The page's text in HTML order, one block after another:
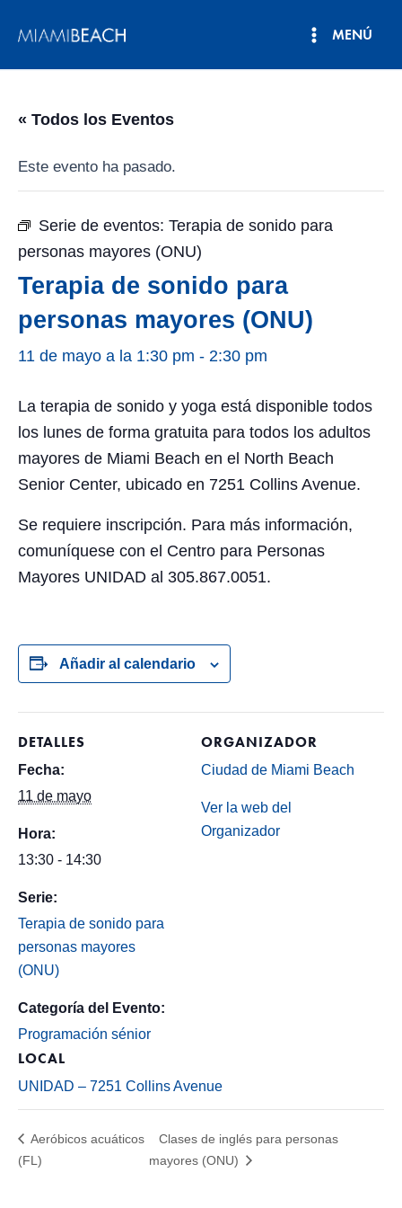
MENÚ
« Todos los Eventos
Este evento ha pasado.
Serie de eventos: Terapia de sonido para
personas mayores (ONU)
Terapia de sonido para
personas mayores (ONU)
11 de mayo a la 1:30 pm - 2:30 pm
La terapia de sonido y yoga está disponible todos
los lunes de forma gratuita para todos los adultos
mayores de Miami Beach en el North Beach
Senior Center, ubicado en 7251 Collins Avenue.
Se requiere inscripción. Para más información,
comuníquese con el Centro para Personas
Mayores UNIDAD al 305.867.0051.
Añadir al calendario
DETALLES
Fecha:
11 de mayo
Hora:
13:30 - 14:30
Serie:
Terapia de sonido para
personas mayores
(ONU)
Categoría del Evento:
Programación sénior
LOCAL
UNIDAD – 7251 Collins Avenue
ORGANIZADOR
Ciudad de Miami Beach
Ver la web del
Organizador
Aeróbicos acuáticos
(FL)
Clases de inglés para personas
mayores (ONU)